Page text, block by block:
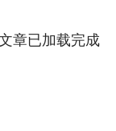
章已加载完成